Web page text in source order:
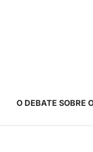
O DEBATE SOBRE